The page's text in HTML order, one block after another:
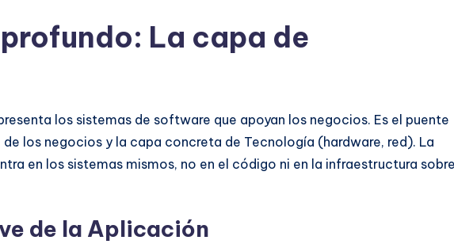
La capa de
los sistemas de software que apoyan los negocios. Es el puente
los negocios y la capa concreta de Tecnología (hardware, red). La
en los sistemas mismos, no en el código ni en la infraestructura sobre
de la Aplicación